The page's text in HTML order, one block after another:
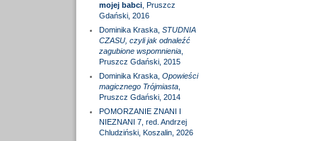
mojej babci, Pruszcz
Gdański, 2016
Dominika Kraska, STUDNIA
CZASU, czyli jak odnaleźć
zagubione wspomnienia,
Pruszcz Gdański, 2015
Dominika Kraska, Opowieści
magicznego Trójmiasta,
Pruszcz Gdański, 2014
POMORZANIE ZNANI I
NIEZNANI 7, red. Andrzej
Chludziński, Koszalin, 2026